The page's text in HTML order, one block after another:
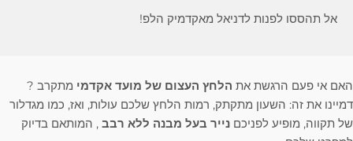
אל תהססו לפנות לדניאל מאקדמיק הלפ!
האם אי פעם הרגשת את הלחץ העצום של מועד אקדמי מתקרב ?
דמיינו את זה: השעון מתקתק, רמות הלחץ שלכם עולות, ואז, כמו מגדלור
של תקווה, מופיע לפניכם נייר בעל מבנה ללא רבב , המותאם בדיוק